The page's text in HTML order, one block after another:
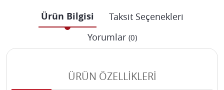
Ürün Bilgisi
Taksit Seçenekleri
Yorumlar (0)
ÜRÜN ÖZELLİKLERİ